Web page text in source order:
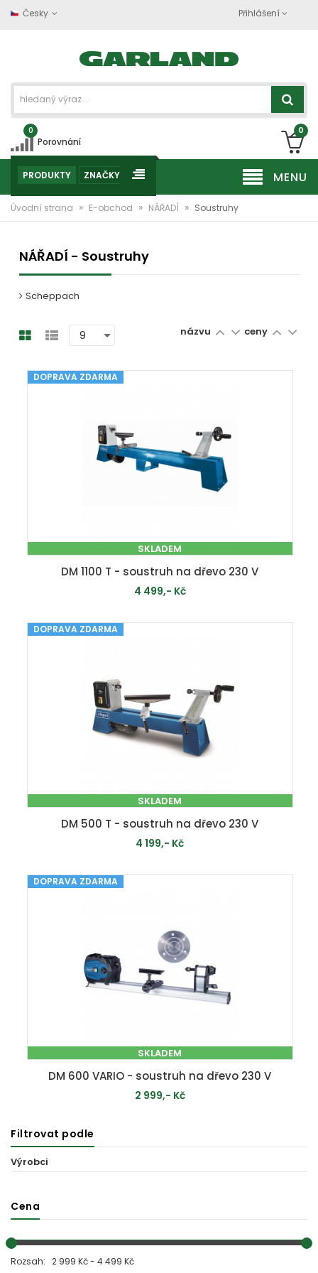
Česky Přihlášení
0
Porovnání
0
MENU
PRODUKTY ZNAČKY
Úvodní strana » E-obchod » NÁŘADÍ » Soustruhy
NÁŘADÍ - Soustruhy
Scheppach
názvu ceny
DOPRAVA ZDARMA
SKLADEM
DM 1100 T - soustruh na dřevo 230 V
4 499,- Kč
DOPRAVA ZDARMA
SKLADEM
DM 500 T - soustruh na dřevo 230 V
4 199,- Kč
DOPRAVA ZDARMA
SKLADEM
DM 600 VARIO - soustruh na dřevo 230 V
2 999,- Kč
Filtrovat podle
Výrobci
Cena
Rozsah: 2 999 Kč - 4 499 Kč